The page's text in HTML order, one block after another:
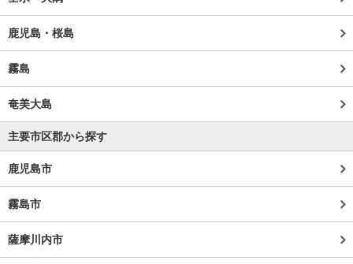
鹿児島・桜島
霧島
奄美大島
主要市区郡から探す
鹿児島市
霧島市
薩摩川内市